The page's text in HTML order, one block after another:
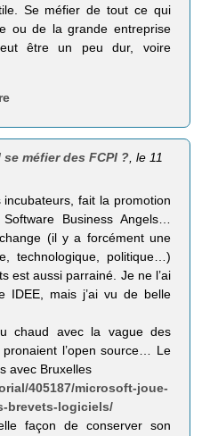
Se méfier de tout ce qui
ou de la grande entreprise
être un peu dur, voire
méfier des FCPI ?, le 11
fait la promotion
Business Angels…
(il y a forcément une
technologique, politique…)
est aussi parrainé. Je ne l’ai
IDEE, mais j’ai vu de belle
chaud avec la vague des
l’open source… Le
avec Bruxelles
405187/microsoft-joue-
brevets-logiciels/
façon de conserver son